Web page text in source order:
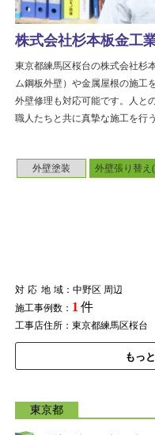
外壁塗装 外壁張り替え
対応地域：中野区 周辺
施工事例数： 1 件
工事店住所：東京都練馬区桜台
もっ
株式会社杉本板金工
東京都練馬区桜台の株式会社杉
ム鋼板外壁）や金属屋根の施工
外壁修理も対応可能です。人と
職人たちと共に真摯な施工を行
東京都